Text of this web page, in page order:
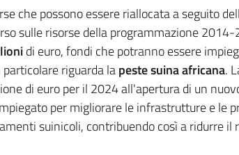
che possono essere riallocata a seguito
sulle risorse della programmazione
di euro, fondi che potranno essere
riguarda lapeste suina africana.
di euro per il 2024 all'apertura di un
per migliorare le infrastrutture e le
suinicoli, contribuendo così a ridurre il